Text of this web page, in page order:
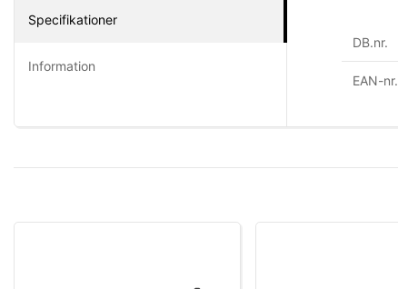
Specifikationer
Information
DB.nr.
EAN-nr.